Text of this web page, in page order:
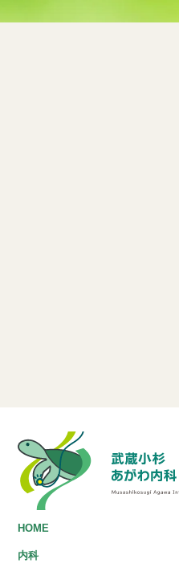
HOME
内科